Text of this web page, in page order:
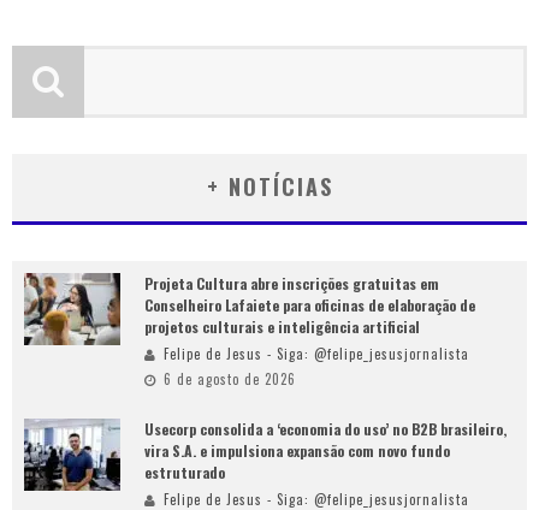
+ NOTÍCIAS
Projeta Cultura abre inscrições gratuitas em
Conselheiro Lafaiete para oficinas de elaboração de
projetos culturais e inteligência artificial
Felipe de Jesus - Siga: @felipe_jesusjornalista
6 de agosto de 2026
Usecorp consolida a ‘economia do uso’ no B2B brasileiro,
vira S.A. e impulsiona expansão com novo fundo
estruturado
Felipe de Jesus - Siga: @felipe_jesusjornalista